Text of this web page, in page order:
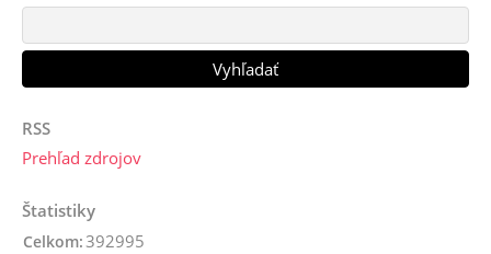
RSS
Prehľad zdrojov
Štatistiky
Celkom:392995